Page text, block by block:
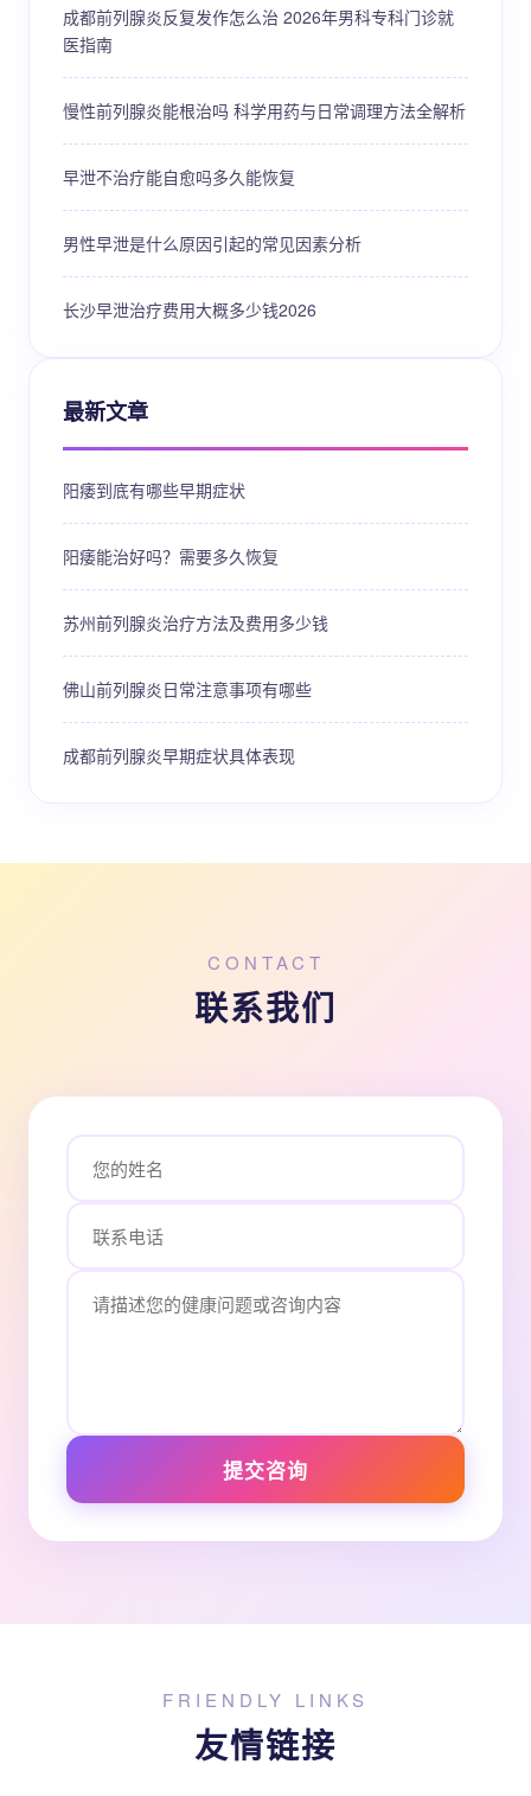
成都前列腺炎反复发作怎么治 2026年男科专科门诊就
医指南
慢性前列腺炎能根治吗 科学用药与日常调理方法全解析
早泄不治疗能自愈吗多久能恢复
男性早泄是什么原因引起的常见因素分析
长沙早泄治疗费用大概多少钱2026
最新文章
阳痿到底有哪些早期症状
阳痿能治好吗？需要多久恢复
苏州前列腺炎治疗方法及费用多少钱
佛山前列腺炎日常注意事项有哪些
成都前列腺炎早期症状具体表现
CONTACT
联系我们
提交咨询
FRIENDLY LINKS
友情链接